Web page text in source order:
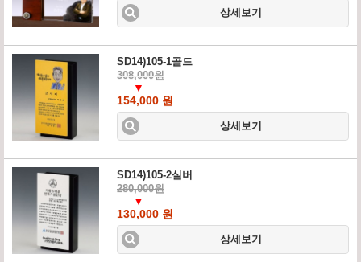
상세보기
SD14)105-1골드
308,000원
▼
154,000 원
상세보기
SD14)105-2실버
280,000원
▼
130,000 원
상세보기